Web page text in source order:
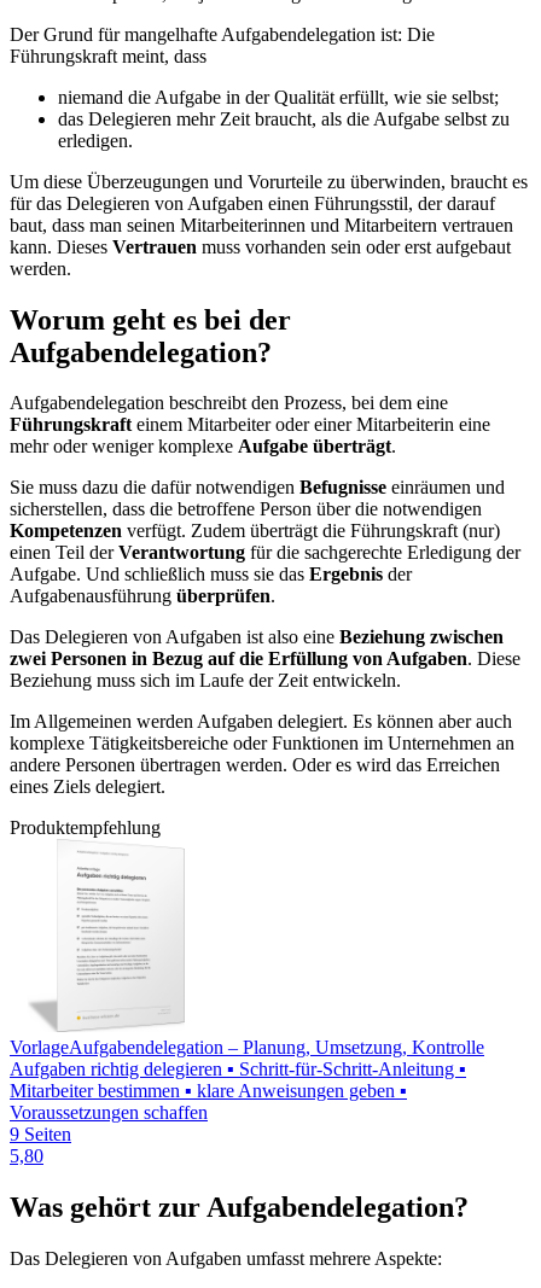
Der Grund für mangelhafte Aufgabendelegation ist: Die
Führungskraft meint, dass
niemand die Aufgabe in der Qualität erfüllt, wie sie selbst;
das Delegieren mehr Zeit braucht, als die Aufgabe selbst zu
erledigen.
Um diese Überzeugungen und Vorurteile zu überwinden, braucht es
für das Delegieren von Aufgaben einen Führungsstil, der darauf
baut, dass man seinen Mitarbeiterinnen und Mitarbeitern vertrauen
kann. Dieses Vertrauen muss vorhanden sein oder erst aufgebaut
werden.
Worum geht es bei der
Aufgabendelegation?
Aufgabendelegation beschreibt den Prozess, bei dem eine
Führungskrafteinem Mitarbeiter oder einer Mitarbeiterin eine
mehr oder weniger komplexe Aufgabe überträgt.
Sie muss dazu die dafür notwendigen Befugnisse einräumen und
sicherstellen, dass die betroffene Person über die notwendigen
Kompetenzen verfügt. Zudem überträgt die Führungskraft (nur)
einen Teil derVerantwortung für die sachgerechte Erledigung der
Aufgabe. Und schließlich muss sie das Ergebnis der
Aufgabenausführung überprüfen.
Das Delegieren von Aufgaben ist also eine Beziehung zwischen
zwei Personen in Bezug auf die Erfüllung von Aufgaben. Diese
Beziehung muss sich im Laufe der Zeit entwickeln.
Im Allgemeinen werden Aufgaben delegiert. Es können aber auch
komplexe Tätigkeitsbereiche oder Funktionen im Unternehmen an
andere Personen übertragen werden. Oder es wird das Erreichen
eines Ziels delegiert.
Produktempfehlung
VorlageAufgabendelegation – Planung, Umsetzung, Kontrolle
Aufgaben richtig delegieren ▪ Schritt-für-Schritt-Anleitung ▪
Mitarbeiter bestimmen ▪ klare Anweisungen geben ▪
Voraussetzungen schaffen
9 Seiten
5,80
Was gehört zur Aufgabendelegation?
Das Delegieren von Aufgaben umfasst mehrere Aspekte: